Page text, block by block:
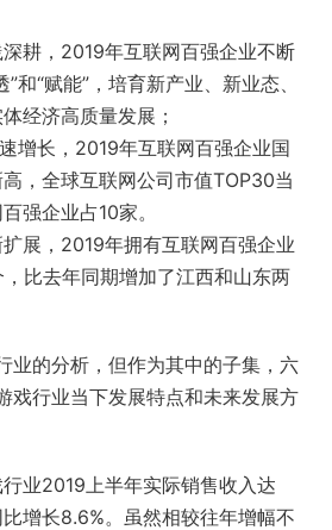
耕，2019年互联网百强企业不断
和“赋能”，培育新产业、新业态、
经济高质量发展；
增长，2019年互联网百强企业国
，全球互联网公司市值TOP30当
强企业占10家。
展，2019年拥有互联网百强企业
比去年同期增加了江西和山东两
业的分析，但作为其中的子集，六
戏行业当下发展特点和未来发展方
业2019上半年实际销售收入达
增长8.6%。虽然相较往年增幅不